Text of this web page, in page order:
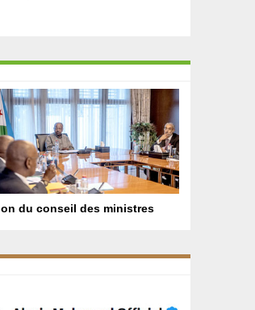
du conseil des ministres